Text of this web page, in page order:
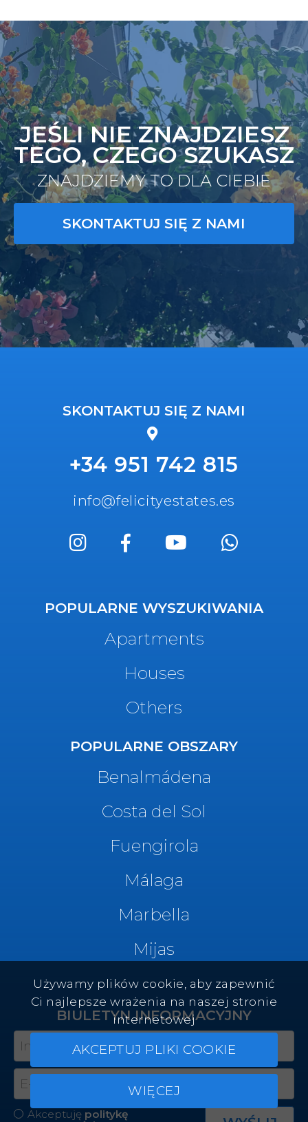
JEŚLI NIE ZNAJDZIESZ
TEGO, CZEGO SZUKASZ
ZNAJDZIEMY TO DLA CIEBIE
SKONTAKTUJ SIĘ Z NAMI
SKONTAKTUJ SIĘ Z NAMI
+34 951 742 815
info@felicityestates.es
POPULARNE WYSZUKIWANIA
Apartments
Houses
Others
POPULARNE OBSZARY
Benalmádena
Costa del Sol
Fuengirola
Málaga
Marbella
Mijas
BIULETYN INFORMACYJNY
Akceptuję politykę
Używamy plików cookie, aby zapewnić
Ci najlepsze wrażenia na naszej stronie
internetowej
AKCEPTUJ PLIKI COOKIE
WIĘCEJ